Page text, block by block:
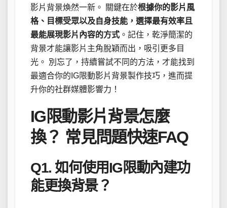
影片背景煥然一新。 關鍵在於根據你的影片風
格、目標受眾以及自身技能，選擇最有效率且
最能展現影片內容的方式 。記住，乾淨簡潔的
背景才能讓影片主角脫穎而出，吸引更多目
光。 別忘了，持續嘗試不同的方法，才能找到
最適合你的IG限動影片背景製作技巧，進而提
升你的社群媒體影響力！
IG限動影片背景怎麼
換？ 常見問題快速FAQ
Q1. 如何使用IG限動內建功
能更換背景？